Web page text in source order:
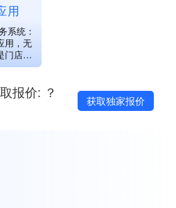
用
系统：
用，无
门店。
据孤
端业
队都有
的业
报价: ？
获取独家报价